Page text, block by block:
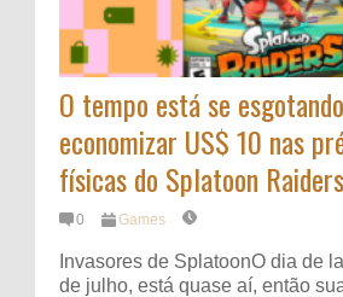
O tempo está se
economizar US$ 10 nas
físicas do Splatoon Raiders
0 Games
Invasores de SplatoonO dia de
de julho, está quase aí, então